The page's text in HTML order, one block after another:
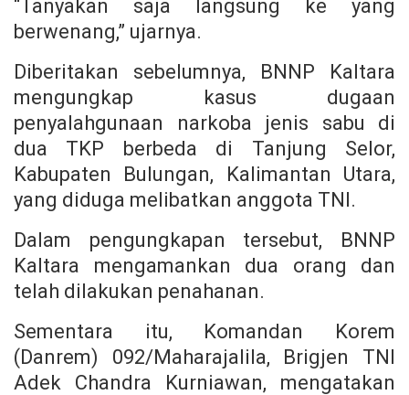
“Tanyakan saja langsung ke yang
berwenang,” ujarnya.
Diberitakan sebelumnya, BNNP Kaltara
mengungkap kasus dugaan
penyalahgunaan narkoba jenis sabu di
dua TKP berbeda di Tanjung Selor,
Kabupaten Bulungan, Kalimantan Utara,
yang diduga melibatkan anggota TNI.
Dalam pengungkapan tersebut, BNNP
Kaltara mengamankan dua orang dan
telah dilakukan penahanan.
Sementara itu, Komandan Korem
(Danrem) 092/Maharajalila, Brigjen TNI
Adek Chandra Kurniawan, mengatakan